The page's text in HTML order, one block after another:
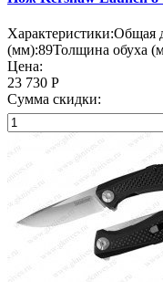
Характеристики:Общая
(мм):89Толщина обуха
Цена:
23 730 Р
Сумма скидки: